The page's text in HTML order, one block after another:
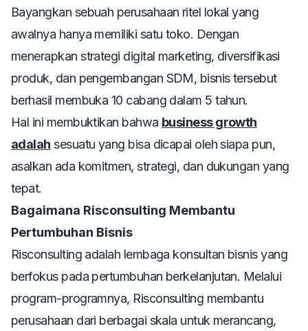
Bayangkan sebuah perusahaan ritel lokal yang
awalnya hanya memiliki satu toko. Dengan
menerapkan strategi digital marketing, diversifikasi
produk, dan pengembangan SDM, bisnis tersebut
berhasil membuka 10 cabang dalam 5 tahun.
Hal ini membuktikan bahwa business growth
adalah sesuatu yang bisa dicapai oleh siapa pun,
asalkan ada komitmen, strategi, dan dukungan yang
tepat.
Bagaimana Risconsulting Membantu
Pertumbuhan Bisnis
Risconsulting adalah lembaga konsultan bisnis yang
berfokus pada pertumbuhan berkelanjutan. Melalui
program-programnya, Risconsulting membantu
perusahaan dari berbagai skala untuk merancang,